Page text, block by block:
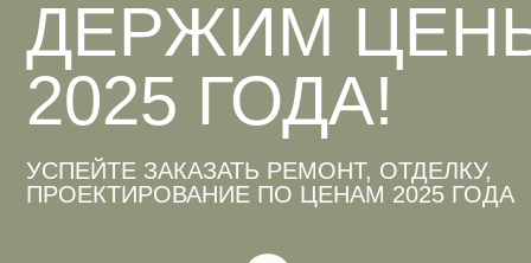
ДЕРЖИМ
2025 ГОДА!
УСПЕЙТЕ ЗАКАЗАТЬ РЕМОНТ, ОТДЕЛКУ,
ПРОЕКТИРОВАНИЕ ПО ЦЕНАМ 2025 ГОДА